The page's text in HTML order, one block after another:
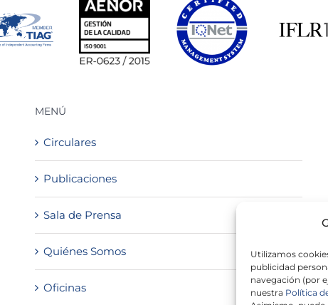
Utilizamos
publicidad
navegación (por
nuestra Política
MENÚ
Circulares
Publicaciones
Sala de Prensa
Quiénes Somos
Oficinas